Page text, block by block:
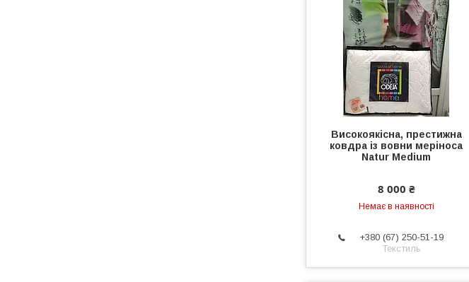
Високоякісна, престижна
ковдра із вовни меріноса
Natur Medium
8 000 ₴
Немає в наявності
+380 (67) 250-51-19
Текстиль